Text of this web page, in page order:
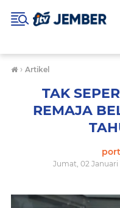
› Artikel
TAK
REMAJA
Jumat, 02 Januari